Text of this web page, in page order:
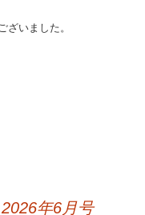
ざいました。
年6月号